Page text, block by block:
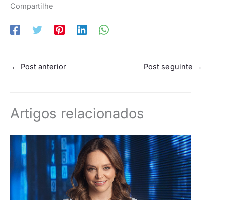
Compartilhe
← Post anterior Post seguinte →
Artigos relacionados